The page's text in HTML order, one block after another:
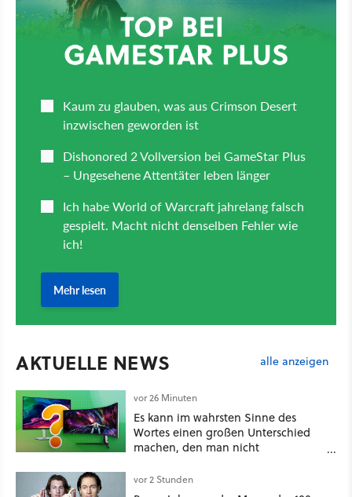
AKTUELLE NEWS alle anzeigen
vor 26 Minuten
Es kann im wahrsten Sinne des
Wortes einen großen Unterschied
machen, den man nicht
Seitenverhältnis seid ihr unterwegs?
vor 2 Stunden